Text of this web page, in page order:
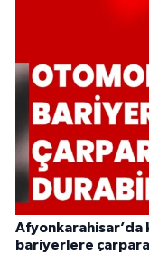
bariyerlere